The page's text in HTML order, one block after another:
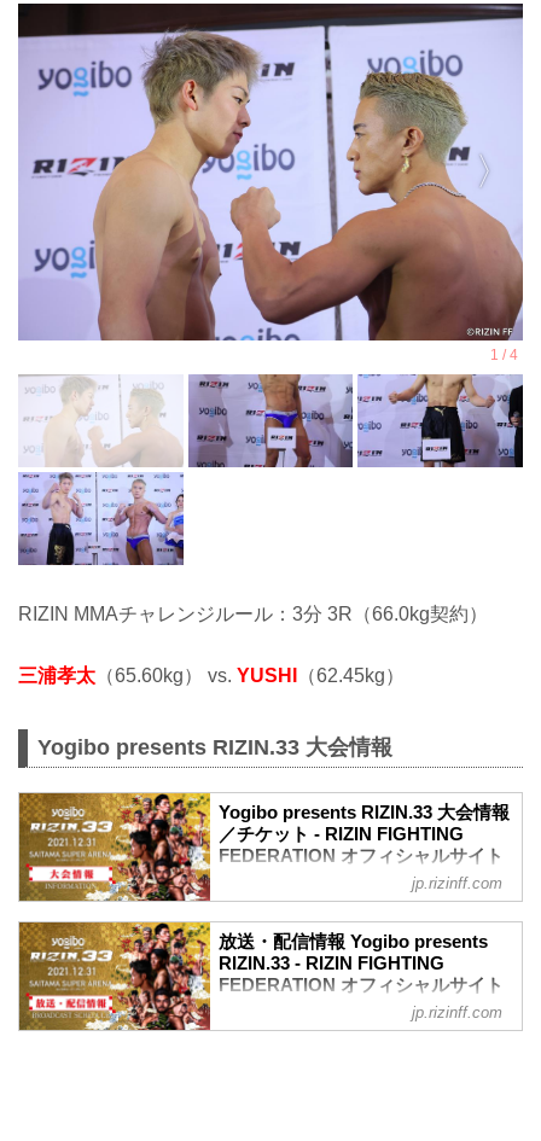
RIZIN MMAチャレンジルール：3分 3R（66.0kg契約）
三浦孝太 （65.60kg） vs. YUSHI （62.45kg）
Yogibo presents RIZIN.33 大会情報
Yogibo presents RIZIN.33 大会情報
／チケット - RIZIN FIGHTING
FEDERATION オフィシャルサイト
現状は必要ありません。
大会概要
名称
jp.rizinff.com
放送・配信情報 Yogibo presents
RIZIN.33 - RIZIN FIGHTING
FEDERATION オフィシャルサイト
12月31日（金）さいたまスーパーアリー
jp.rizinff.com